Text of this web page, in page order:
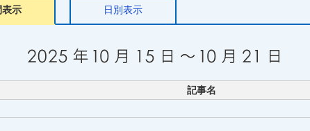
表示 日別表示
記事名